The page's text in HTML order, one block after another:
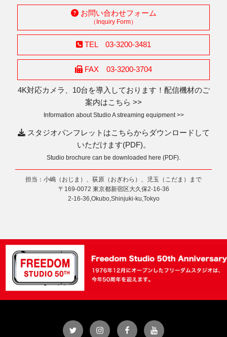
お問い合わせフォーム
（Inquiry Form）
TEL 03-3200-3481
FAX 03-3200-3704
4K対応カメラ、10台を導入しております！配信機材のご
案内はこちら >>
Information about Studio A streaming equipment >>
スタジオパンフレットはこちらからダウンロードして
いただけます(PDF)。
Studio brochure can be downloaded here (PDF).
担当：小嶋（おじま）、荻原（おぎわら）、児玉（こだま）まで
〒169-0072 東京都新宿区大久保2-16-36
2-16-36,Okubo,Shinjuki-ku,Tokyo
Twitter InstagramFacebookYouTube